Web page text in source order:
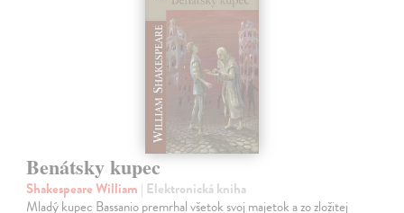
Benátsky kupec
Shakespeare William | Elektronická kniha
Mladý kupec Bassanio premrhal všetok svoj majetok a zo zložitej